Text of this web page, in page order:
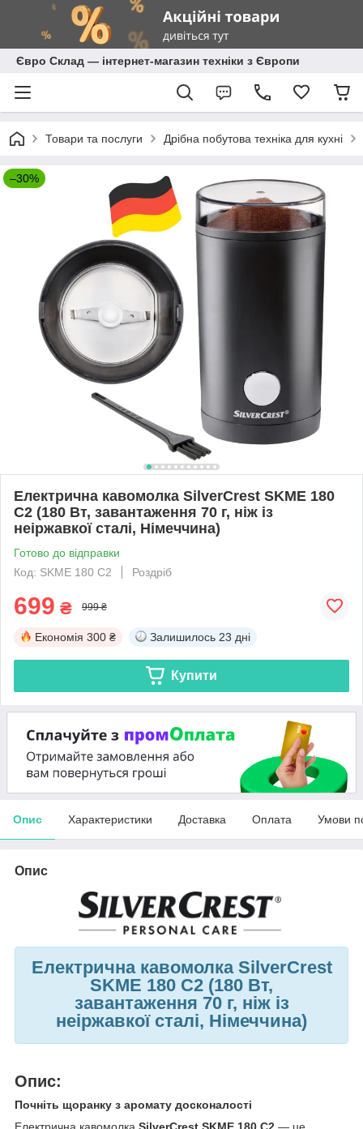
Євро Склад — інтернет-магазин техніки з Європи
Товари та послуги Дрібна побутова техніка для кухні
–30%
Електрична кавомолка SilverCrest SKME 180
C2 (180 Вт, завантаження 70 г, ніж із
неіржавкої сталі, Німеччина)
Готово до відправки
Код: SKME 180 C2
Роздріб
699 ₴ 999 ₴
Економія 300 ₴ Залишилось 23 дні
Купити
Опис Характеристики Доставка Оплата Умови
Опис
Електрична кавомолка SilverCrest
SKME 180 C2 (180 Вт,
завантаження 70 г, ніж із
неіржавкої сталі, Німеччина)
Опис:
Почніть щоранку з аромату досконалості